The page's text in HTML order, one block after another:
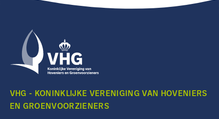
VHG - KONINKLIJKE VERENIGING VAN HOVENIERS
EN GROENVOORZIENERS